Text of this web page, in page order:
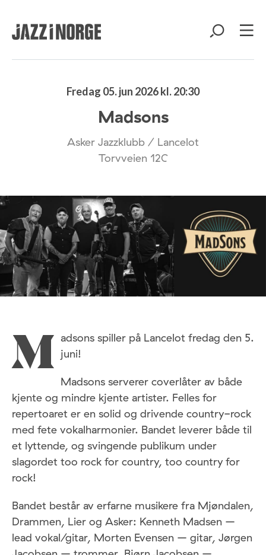
Fredag 05. jun 2026 kl. 20:30
Madsons
Asker Jazzklubb / Lancelot
Torvveien 12C
M adsons spiller på Lancelot fredag den 5.
juni!
Madsons serverer coverlåter av både
kjente og mindre kjente artister. Felles for
repertoaret er en solid og drivende country-rock
med fete vokalharmonier. Bandet leverer både til
et lyttende, og svingende publikum under
slagordet too rock for country, too country for
rock!
Bandet består av erfarne musikere fra Mjøndalen,
Drammen, Lier og Asker: Kenneth Madsen –
lead vokal/gitar, Morten Evensen – gitar, Jørgen